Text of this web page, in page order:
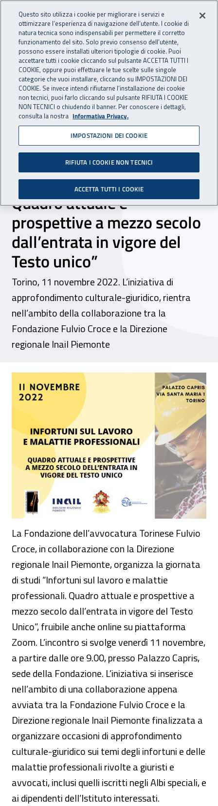
INAIL - Istituto Nazionale
Apri cerca
Navigazione principale
Navigazione - Ti trovi in:
Home Inail comunica Eventi
11 novembre 2022
Giornata di studi -
“Infortuni sul lavoro e
malattie professionali.
Quadro attuale e
prospettive a mezzo secolo
dall’entrata in vigore del
Testo unico”
Torino, 11 novembre 2022. L’iniziativa di
approfondimento culturale-giuridico, rientra
nell’ambito della collaborazione tra la
Fondazione Fulvio Croce e la Direzione
regionale Inail Piemonte
Giornata di studi - “Infortuni sul lavoro
La Fondazione dell’avvocatura Torinese Fulvio
Croce, in collaborazione con la Direzione
regionale Inail Piemonte, organizza la giornata
di studi “Infortuni sul lavoro e malattie
professionali. Quadro attuale e prospettive a
mezzo secolo dall’entrata in vigore del Testo
Unico”, fruibile anche online su piattaforma
Zoom. L’incontro si svolge venerdì 11 novembre,
a partire dalle ore 9.00, presso Palazzo Capris,
sede della Fondazione. L’iniziativa si inserisce
nell’ambito di una collaborazione appena
avviata tra la Fondazione Fulvio Croce e la
Direzione regionale Inail Piemonte finalizzata a
organizzare occasioni di approfondimento
culturale-giuridico sui temi degli infortuni e delle
malattie professionali rivolte a giuristi e
avvocati, inclusi quelli iscritti negli Albi speciali, e
ai dipendenti dell’Istituto interessati.
Questo sito utilizza i cookie per migliorare i servizi e
ottimizzare l’esperienza di navigazione dell’utente. I cookie di
natura tecnica sono indispensabili per permettere il corretto
funzionamento del sito. Solo previo consenso dell’utente,
possono essere installati ulteriori tipologie di cookie. Puoi
accettare tutti i cookie cliccando sul pulsante ACCETTA TUTTI I
COOKIE, oppure puoi effettuare le tue scelte sulle singole
categorie che vuoi installare, cliccando su IMPOSTAZIONI DEI
COOKIE. Se invece intendi rifiutarne l’installazione dei cookie
non tecnici, puoi farlo cliccando sul pulsante RIFIUTA I COOKIE
NON TECNICI o chiudendo il banner. Per conoscere i dettagli,
consulta la nostra Informativa Privacy.
IMPOSTAZIONI DEI COOKIE
RIFIUTA I COOKIE NON TECNICI
ACCETTA TUTTI I COOKIE